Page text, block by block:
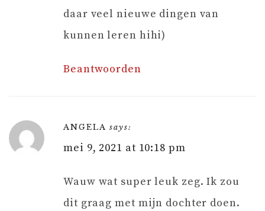
daar veel nieuwe dingen van
kunnen leren hihi)
Beantwoorden
ANGELA says:
mei 9, 2021 at 10:18 pm
Wauw wat super leuk zeg. Ik zou
dit graag met mijn dochter doen.